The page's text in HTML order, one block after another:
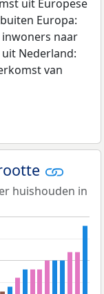
uit Europese
Europa:
inwoners naar
Nederland:
van
huishouden in